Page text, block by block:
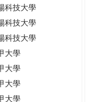
科技大學
科技大學
科技大學
大學
大學
大學
大學